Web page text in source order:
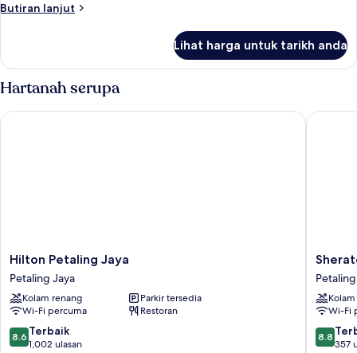
Bujang
Butiran lanjut
Butiran
Room,
Katil
(Single)
Lihat harga untuk tarikh anda
Hartanah serupa
Hilton
Petaling
Jaya
Petaling
Jaya
Hilton Petaling Jaya
Petaling Jaya
Kolam renang
Parkir tersedia
Wi-Fi percuma
Restoran
8.6
daripada
8.6 Terbaik
1,002 ulasan
Hilton Petaling Jaya
Petaling
Jaya
Hotel
Petaling
Jaya
Wi-Fi
8.8
8.8
357